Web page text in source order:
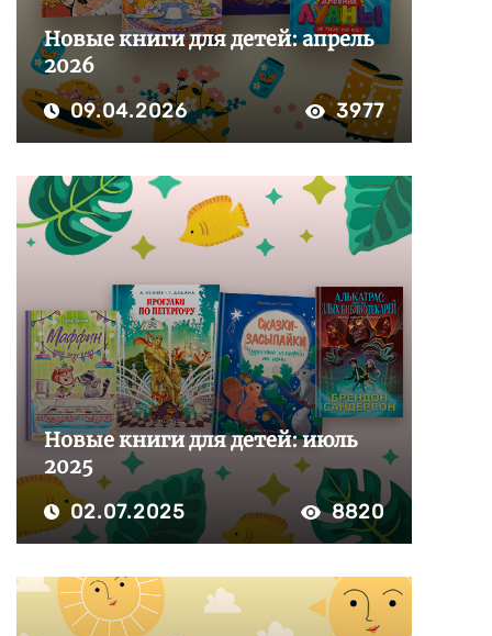
Новые книги для детей: апрель
2026
09.04.2026 3977
Новые книги для детей: июль
2025
02.07.2025 8820